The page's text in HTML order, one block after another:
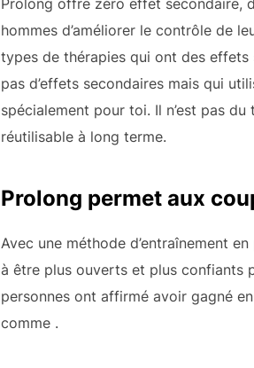
hommes d’améliorer le contrôle de
types de thérapies qui ont des effets
pas d’effets secondaires mais qui
spécialement pour toi. Il n’est pas du
réutilisable à long terme.
Prolong permet aux
Avec une méthode d’entraînement
à être plus ouverts et plus confiants
personnes ont affirmé avoir gagné
comme .